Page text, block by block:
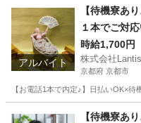
工場 時給
アルバイト
【待機寮あ
１本でご対
時給1,700円
株式会社Lantis
京都府 京都市
【お電話1本で内定♪】日払いOK×
工場 時給
【待機寮あ